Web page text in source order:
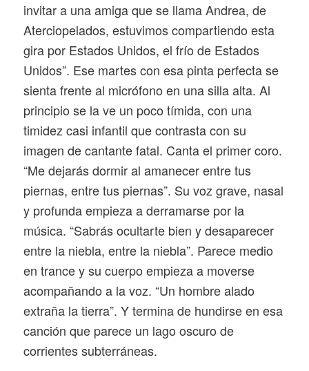
invitar a una amiga que se llama Andrea, de
Aterciopelados, estuvimos compartiendo esta
gira por Estados Unidos, el frío de Estados
Unidos”. Ese martes con esa pinta perfecta se
sienta frente al micrófono en una silla alta. Al
principio se la ve un poco tímida, con una
timidez casi infantil que contrasta con su
imagen de cantante fatal. Canta el primer coro.
“Me dejarás dormir al amanecer entre tus
piernas, entre tus piernas”. Su voz grave, nasal
y profunda empieza a derramarse por la
música. “Sabrás ocultarte bien y desaparecer
entre la niebla, entre la niebla”. Parece medio
en trance y su cuerpo empieza a moverse
acompañando a la voz. “Un hombre alado
extraña la tierra”. Y termina de hundirse en esa
canción que parece un lago oscuro de
corrientes subterráneas.